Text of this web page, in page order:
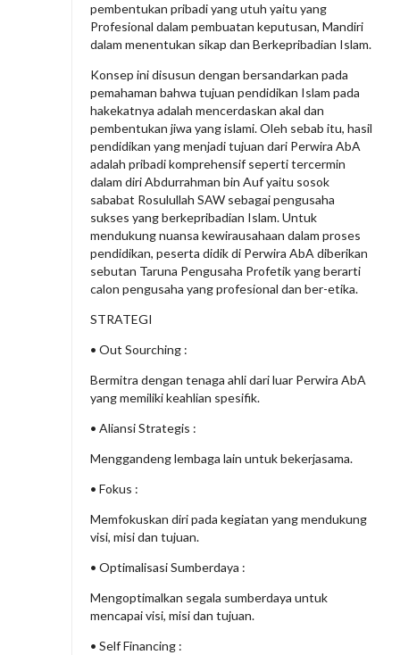
pembentukan pribadi yang utuh yaitu yang
Profesional dalam pembuatan keputusan, Mandiri
dalam menentukan sikap dan Berkepribadian Islam.
Konsep ini disusun dengan bersandarkan pada
pemahaman bahwa tujuan pendidikan Islam pada
hakekatnya adalah mencerdaskan akal dan
pembentukan jiwa yang islami. Oleh sebab itu, hasil
pendidikan yang menjadi tujuan dari Perwira AbA
adalah pribadi komprehensif seperti tercermin
dalam diri Abdurrahman bin Auf yaitu sosok
sababat Rosulullah SAW sebagai pengusaha
sukses yang berkepribadian Islam. Untuk
mendukung nuansa kewirausahaan dalam proses
pendidikan, peserta didik di Perwira AbA diberikan
sebutan Taruna Pengusaha Profetik yang berarti
calon pengusaha yang profesional dan ber-etika.
STRATEGI
• Out Sourching :
Bermitra dengan tenaga ahli dari luar Perwira AbA
yang memiliki keahlian spesifik.
• Aliansi Strategis :
Menggandeng lembaga lain untuk bekerjasama.
• Fokus :
Memfokuskan diri pada kegiatan yang mendukung
visi, misi dan tujuan.
• Optimalisasi Sumberdaya :
Mengoptimalkan segala sumberdaya untuk
mencapai visi, misi dan tujuan.
• Self Financing :